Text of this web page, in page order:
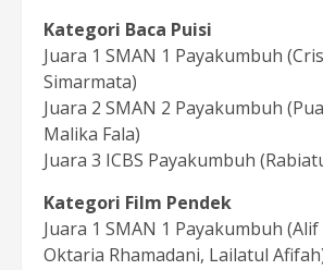
Kategori Baca Puisi
Juara 1 SMAN 1 Payakumbuh
Simarmata)
Juara 2 SMAN 2 Payakumbuh
Malika Fala)
Juara 3 ICBS Payakumbuh
Kategori Film Pendek
Juara 1 SMAN 1 Payakumbuh
Oktaria Rhamadani, Lailatul